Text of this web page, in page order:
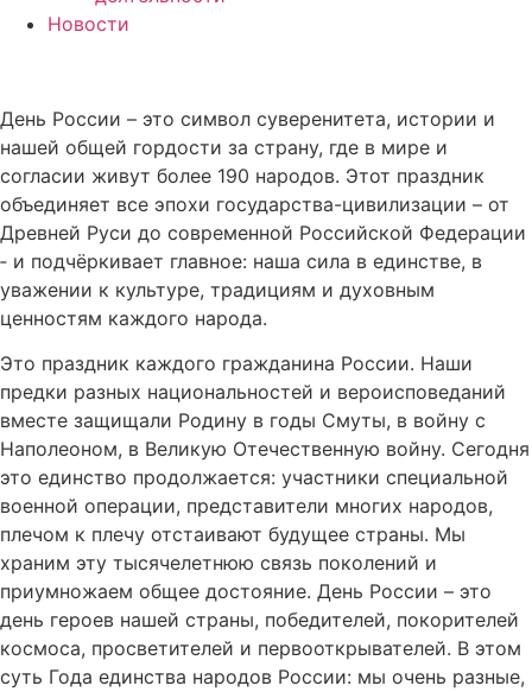
Новости
День России – это символ суверенитета, истории и
нашей общей гордости за страну, где в мире и
согласии живут более 190 народов. Этот праздник
объединяет все эпохи государства-цивилизации – от
Древней Руси до современной Российской Федерации
‑ и подчёркивает главное: наша сила в единстве, в
уважении к культуре, традициям и духовным
ценностям каждого народа.
Это праздник каждого гражданина России. Наши
предки разных национальностей и вероисповеданий
вместе защищали Родину в годы Смуты, в войну с
Наполеоном, в Великую Отечественную войну. Сегодня
это единство продолжается: участники специальной
военной операции, представители многих народов,
плечом к плечу отстаивают будущее страны. Мы
храним эту тысячелетнюю связь поколений и
приумножаем общее достояние. День России – это
день героев нашей страны, победителей, покорителей
космоса, просветителей и первооткрывателей. В этом
суть Года единства народов России: мы очень разные,